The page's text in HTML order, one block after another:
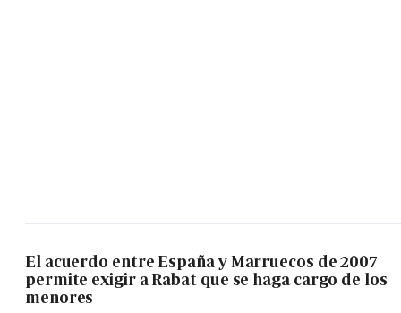
El acuerdo entre España y Marruecos de 2007
permite exigir a Rabat que se haga cargo de los
menores